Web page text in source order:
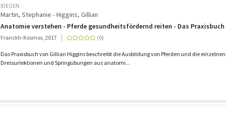
IDEGEN
Martin, Stephanie - Higgins, Gillian
Anatomie verstehen - Pferde gesundheitsfördernd reiten - Das Praxisbuch
Franckh-Kosmos, 2017
Das Praxisbuch von Gillian Higgins beschreibt die Ausbildung von Pferden und die einzelnen
Dressurlektionen und Springübungen aus anatomi...